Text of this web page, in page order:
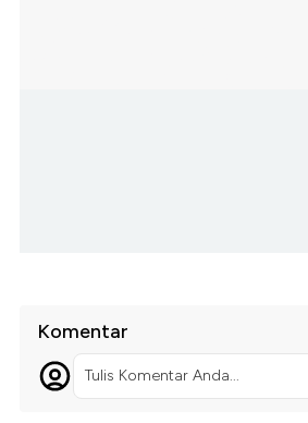
Komentar
Tulis Komentar Anda...